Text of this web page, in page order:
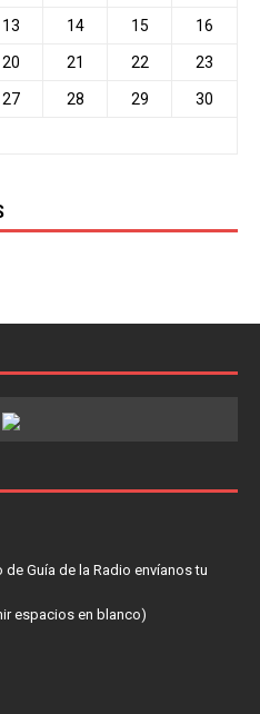
13 14 15 16
20 21 22 23
27 28 29 30
Guía de la Radio envíanos tu
espacios en blanco)